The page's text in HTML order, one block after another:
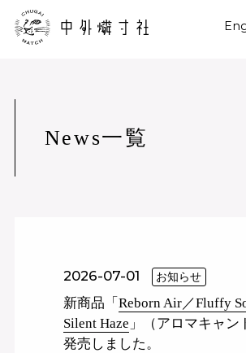
News一覧
2026-07-01 お知らせ
新商品「 Reborn Air／Fluffy
Silent Haze 」（アロマキャン
発売しました。